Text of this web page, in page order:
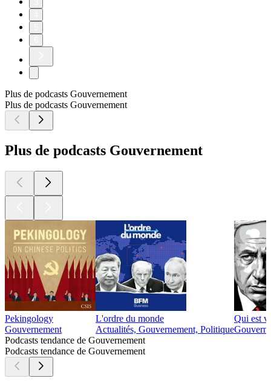
Plus de podcasts Gouvernement
Plus de podcasts Gouvernement
Plus de podcasts Gouvernement
Pekingology
Gouvernement
L'ordre du monde
Actualités, Gouvernement, Politique
Qui est
Podcasts tendance de Gouvernement
Podcasts tendance de Gouvernement